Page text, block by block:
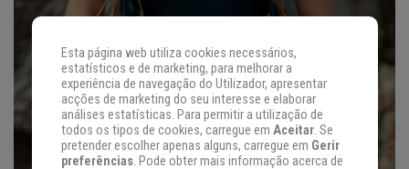
Esta página web utiliza cookies necessários,
estatísticos e de marketing, para melhorar a
experiência de navegação do Utilizador, apresentar
acções de marketing do seu interesse e elaborar
análises estatísticas. Para permitir a utilização de
todos os tipos de cookies, carregue em Aceitar. Se
pretender escolher apenas alguns, carregue em Gerir
preferências. Pode obter mais informação acerca de